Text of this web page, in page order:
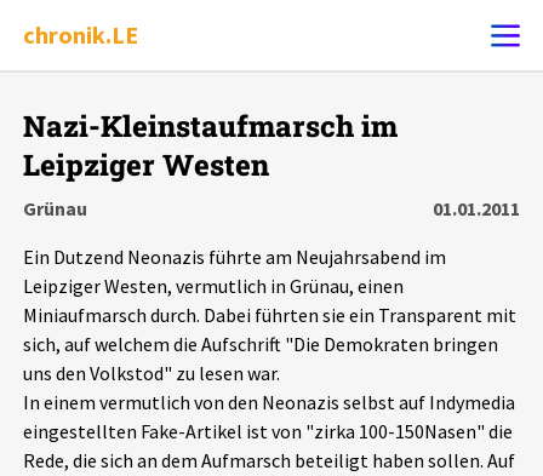
chronik.LE
Ereignis melden
Chronik
Dossiers
Leipziger Zustände
Schlaglichter
Nazi-Kleinstaufmarsch im
Leipziger Westen
Grünau
01.01.2011
Ein Dutzend Neonazis führte am Neujahrsabend im
Leipziger Westen, vermutlich in Grünau, einen
Miniaufmarsch durch. Dabei führten sie ein Transparent mit
sich, auf welchem die Aufschrift "Die Demokraten bringen
uns den Volkstod" zu lesen war.
In einem vermutlich von den Neonazis selbst auf Indymedia
eingestellten Fake-Artikel ist von "zirka 100-150Nasen" die
Rede, die sich an dem Aufmarsch beteiligt haben sollen. Auf
Alle Ereignisse
7502Ereignisse
Ereignisse
Exportieren ? Filter Erklärungen